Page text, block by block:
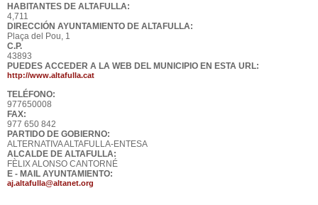
HABITANTES DE ALTAFULLA:
4,711
DIRECCIÓN AYUNTAMIENTO DE ALTAFULLA:
Plaça del Pou, 1
C.P.
43893
PUEDES ACCEDER A LA WEB DEL MUNICIPIO EN ESTA URL:
http://www.altafulla.cat
TELÉFONO:
977650008
FAX:
977 650 842
PARTIDO DE GOBIERNO:
ALTERNATIVA ALTAFULLA-ENTESA
ALCALDE DE ALTAFULLA:
FÈLIX ALONSO CANTORNÉ
E - MAIL AYUNTAMIENTO:
aj.altafulla@altanet.org